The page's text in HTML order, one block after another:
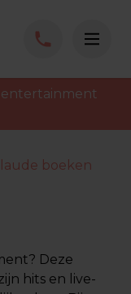
entertainment
boeken
Deze
hits en live-